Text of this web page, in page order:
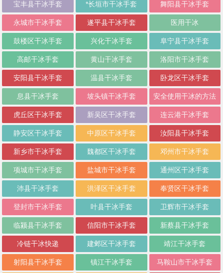
宝丰县干冰手套 *长垣市干冰手套 舞阳县干冰手套
永城市干冰手套 遂平县干冰手套 医用干冰
鼓楼区干冰手套 兴化干冰手套 阜宁县干冰手套
高邮干冰手套 黄山干冰手套 洛阳市干冰手套
安阳县干冰手套 温县干冰手套 卧龙区干冰手套
息县干冰手套 坡头镇干冰手套 安全使用干冰的方法
虎丘区干冰手套 新吴区干冰手套 连云港干冰手套
静安区干冰手套 中原区干冰手套 汝阳县干冰手套
新乡市干冰手套 魏都区干冰手套 邓州市干冰手套
项城市干冰手套 盐城市干冰手套 通州区干冰手套
沛县干冰手套 洪泽区干冰手套 奉贤区干冰手套
登封市干冰手套 叶县干冰手套 卫辉市干冰手套
临颍县干冰手套 信阳市干冰手套 新蔡县干冰手套
冷链干冰快递 建邺区干冰手套 靖江干冰手套
射阳县干冰手套 镇江干冰手套 马鞍山市干冰手套